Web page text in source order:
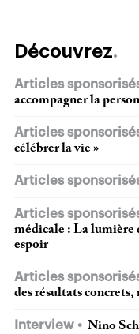
Découvrez
Articles
accompagner la
Articles
célébrer la vie »
Articles
Articles
médicale : La lumière
espoir
Articles
des résultats concrets,
Interview
Nino